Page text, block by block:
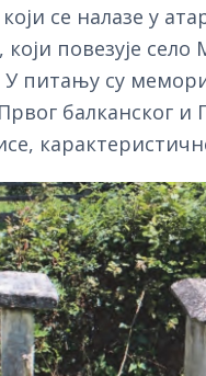
се налазе у
повезује
питању су
балканског и